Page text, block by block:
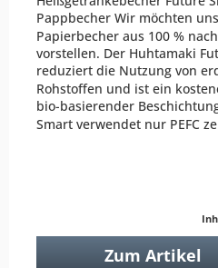
Pappbecher Wir möchten
Papierbecher aus 100 %
vorstellen. Der Huhtamaki
reduziert die Nutzung von
Rohstoffen und ist ein
bio-basierender
Smart verwendet nur PEFC
Zum Artikel